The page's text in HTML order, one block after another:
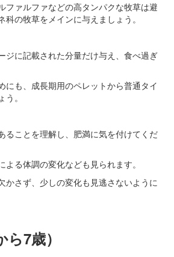
ファルファなどの高タンパクな牧草は避
科の牧草をメインに与えましょう。
ジに記載された分量だけ与え、食べ過ぎ
にも、成長期用のペレットから普通タイ
。
ることを理解し、肥満に気を付けてくだ
る体調の変化なども見られます。
かさず、少しの変化も見逃さないように
7歳）